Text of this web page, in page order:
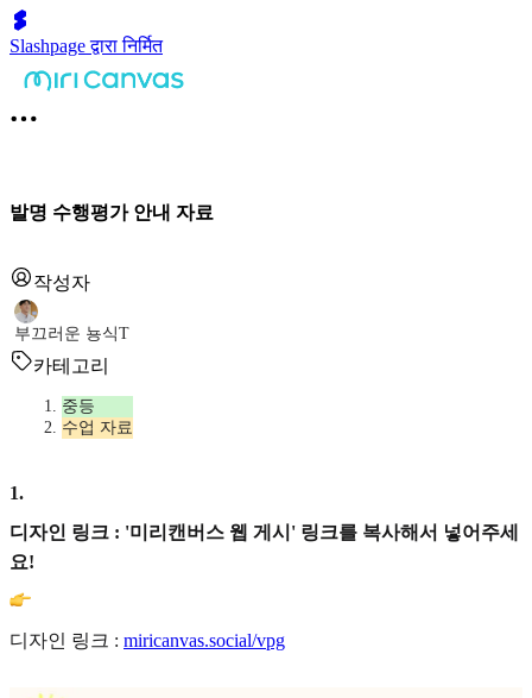
Slashpage द्वारा निर्मित
발명 수행평가 안내 자료
작성자
부끄러운 뇽식T
카테고리
중등
수업 자료
1.
디자인 링크 : '미리캔버스 웹 게시' 링크를 복사해서 넣어주세
요!
디자인 링크 : miricanvas.social/vpg